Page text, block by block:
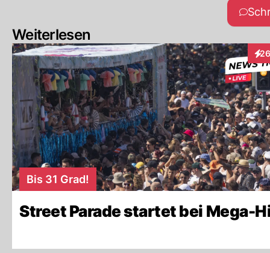
Weiterlesen
26
Bis 31 Grad!
Street Parade startet bei Mega-